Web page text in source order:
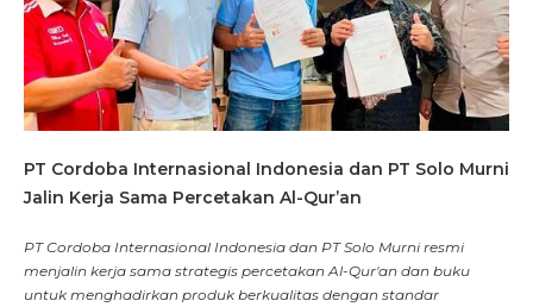
PT Cordoba Internasional Indonesia dan PT Solo Murni
Jalin Kerja Sama Percetakan Al-Qur’an
PT Cordoba Internasional Indonesia dan PT Solo Murni resmi
menjalin kerja sama strategis percetakan Al-Qur'an dan buku
untuk menghadirkan produk berkualitas dengan standar